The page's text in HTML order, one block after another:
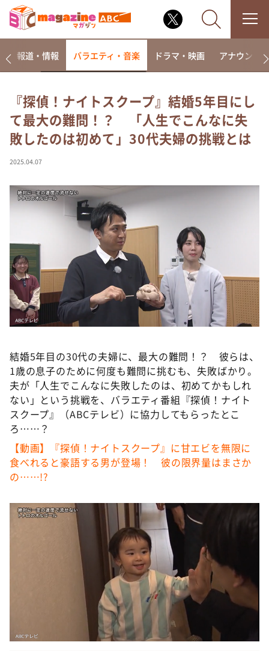
なるみ・岡村の過ぎるTV
相席食堂
これ余談なんですけど・・・
て真剣です
探偵！ナイトスクープ
news おかえり
河合＆A.B.C-Z塚田×福井アナ「なんでやねん！？」
（news おかえり）
DAIGOも台所 ～きょうの献立 何にする？～
本日はダイアンなり！シーズン２
朝だ！生です旅サラダ
ＬＩＦＥ～夢のカタチ～
新婚さんいらっしゃい！
ポツンと一軒家
ザキ山小屋本館
ぺこぱのまるスポ
アナ回覧板
報道・情報 バラエティ・音楽 ドラマ・映画 アナウンサー
『探偵！ナイトスクープ』結婚5年目にし
て最大の難問！？ 「人生でこんなに失
敗したのは初めて」30代夫婦の挑戦とは
2025.04.07
結婚5年目の30代の夫婦に、最大の難問！？ 彼らは、
1歳の息子のために何度も難問に挑むも、失敗ばかり。
夫が「人生でこんなに失敗したのは、初めてかもしれ
ない」という挑戦を、バラエティ番組『探偵！ナイト
スクープ』（ABCテレビ）に協力してもらったとこ
ろ……？
【動画】『探偵！ナイトスクープ』に甘エビを無限に
食べれると豪語する男が登場！ 彼の限界量はまさか
の……!?